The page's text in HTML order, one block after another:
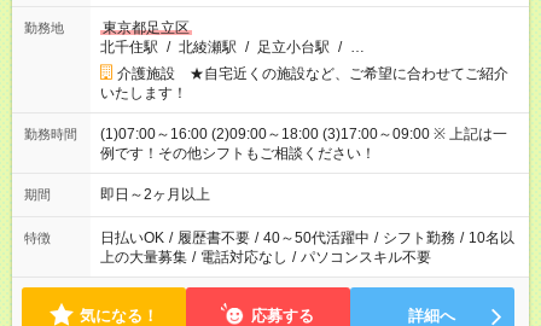
勤務地
東京都足立区
北千住駅 / 北綾瀬駅 / 足立小台駅 / …
介護施設 ★自宅近くの施設など、ご希望に合わせてご紹介
いたします！
勤務時間
(1)07:00～16:00 (2)09:00～18:00 (3)17:00～09:00 ※ 上記は一
例です！その他シフトもご相談ください！
期間 即日～2ヶ月以上
特徴 日払いOK / 履歴書不要 / 40～50代活躍中 / シフト勤務 / 10名以
上の大量募集 / 電話対応なし / パソコンスキル不要
気になる！ 応募する 詳細へ